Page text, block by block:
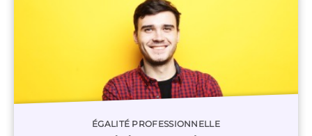
ÉGALITÉ PROFESSIONNELLE